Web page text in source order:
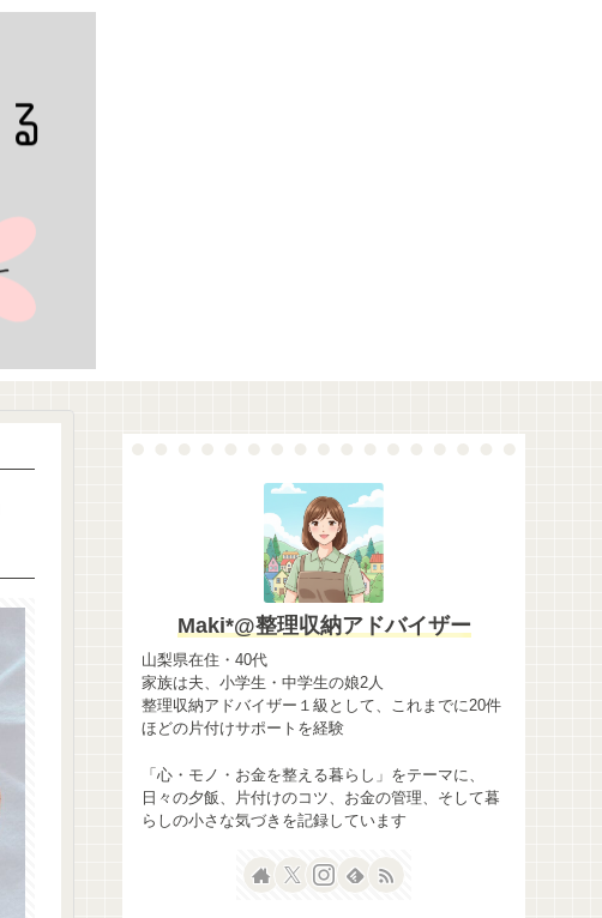
Maki*@整理収納アドバイザー
山梨県在住・40代
家族は夫、小学生・中学生の娘2人
整理収納アドバイザー１級として、これまでに20件
ほどの片付けサポートを経験
「心・モノ・お金を整える暮らし」をテーマに、
日々の夕飯、片付けのコツ、お金の管理、そして暮
らしの小さな気づきを記録しています